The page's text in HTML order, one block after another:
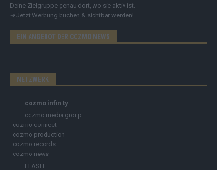
Deine Zielgruppe genau dort, wo sie aktiv ist.
➔ Jetzt Werbung buchen & sichtbar werden!
EIN ANGEBOT DER COZMO NEWS
NETZWERK
cozmo infinity
cozmo media group
cozmo connect
cozmo production
cozmo records
cozmo news
FLASH